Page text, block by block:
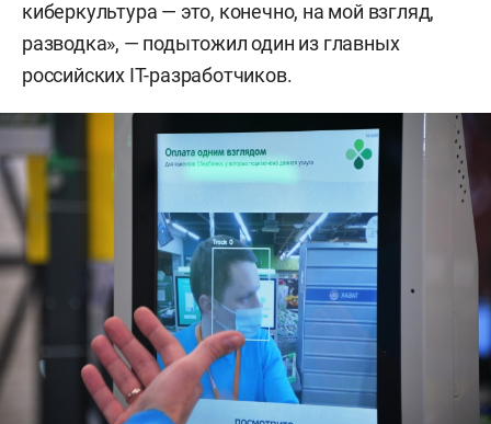
киберкультура — это, конечно, на мой взгляд,
разводка», — подытожил один из главных
российских IT-разработчиков.